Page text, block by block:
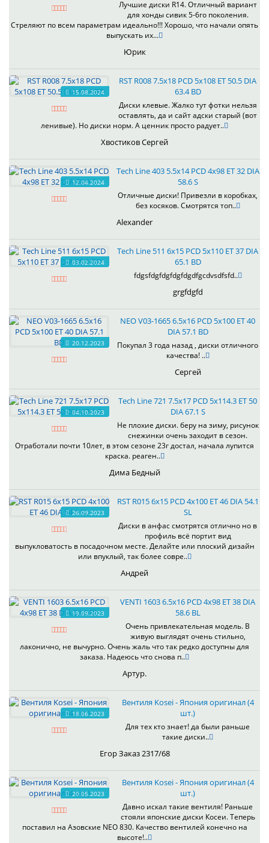
Лучшие диски R14. Отличный вариант
для хонды сивик 5-6го поколения.
Стреляют по всем параметрам идеально!!! Хорошо, что начали опять
выпускать их...
Юрик
15.08.2024
RST R008 7.5x18 PCD 5x108 ET 50.5 DIA
63.4 BD
Диски клевые. Жалко тут фотки нельзя
оставлять, да и сайт адски старый (вот
ленивые). Но диски норм. А ценник просто радует..
Хвостиков Сергей
12.04.2024
Tech Line 403 5.5x14 PCD 4x98 ET 32 DIA
58.6 S
Отличные диски! Привезли в коробках,
без косяков. Смотрятся топ..
Alexander
03.02.2024
Tech Line 511 6x15 PCD 5x110 ET 37 DIA
65.1 BD
fdgsfdgfdgfdgfdgdfgcdvsdfsfd..
grgfdgfd
20.12.2023
NEO V03-1665 6.5x16 PCD 5x100 ET 40
DIA 57.1 BD
Покупал 3 года назад , диски отличного
качества! ..
Сергей
04.10.2023
Tech Line 721 7.5x17 PCD 5x114.3 ET 50
DIA 67.1 S
Не плохие диски. беру на зиму, рисунок
снежинки очень заходит в сезон.
Отработали почти 10лет, в этом сезоне 23г достал, начала лупится
краска. реаген..
Дима Бедный
26.09.2023
RST R015 6x15 PCD 4x100 ET 46 DIA 54.1
SL
Диски в анфас смотрятся отлично но в
профиль всё портит вид
выпукловатость в посадочном месте. Делайте или плоский дизайн
или впуклый, так более совре..
Андрей
19.09.2023
VENTI 1603 6.5x16 PCD 4x98 ET 38 DIA
58.6 BL
Очень привлекательная модель. В
живую выглядят очень стильно,
лаконично, не вычурно. Очень жаль что так редко доступны для
заказа. Надеюсь что снова п..
Артур.
18.06.2023
Вентиля Kosei - Япония оригинал (4
шт.)
Для тех кто знает! да были раньше
такие диски..
Егор Заказ 2317/68
20.05.2023
Вентиля Kosei - Япония оригинал (4
шт.)
Давно искал такие вентиля! Раньше
стояли японские диски Косеи. Теперь
поставил на Азовские NEO 830. Качество вентилей конечно на
высоте!..